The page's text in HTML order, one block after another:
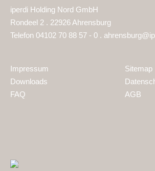
iperdi Holding Nord GmbH
Rondeel 2 . 22926 Ahrensburg
Telefon 04102 70 88 57 - 0 .
Impressum
Downloads
FAQ
Sitemap
AGB